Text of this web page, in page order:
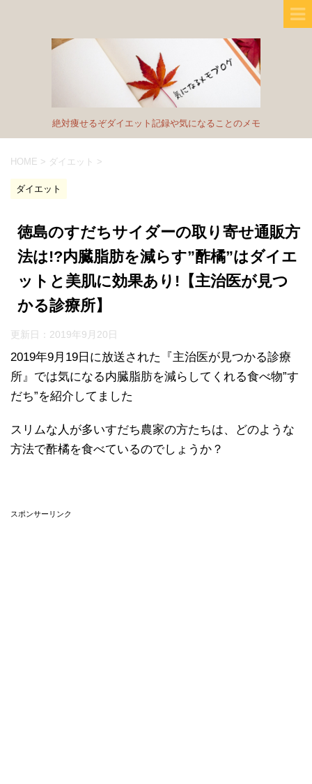
絶対痩せるぞダイエット記録や気になることのメモ
HOME > ダイエット >
ダイエット
徳島のすだちサイダーの取り寄せ通販方
法は!?内臓脂肪を減らす”酢橘”はダイエ
ットと美肌に効果あり!【主治医が見つ
かる診療所】
更新日： 2019年9月20日
2019年9月19日に放送された『主治医が見つかる診療
所』では気になる内臓脂肪を減らしてくれる食べ物”す
だち”を紹介してました
スリムな人が多いすだち農家の方たちは、どのような
方法で酢橘を食べているのでしょうか？
スポンサーリンク